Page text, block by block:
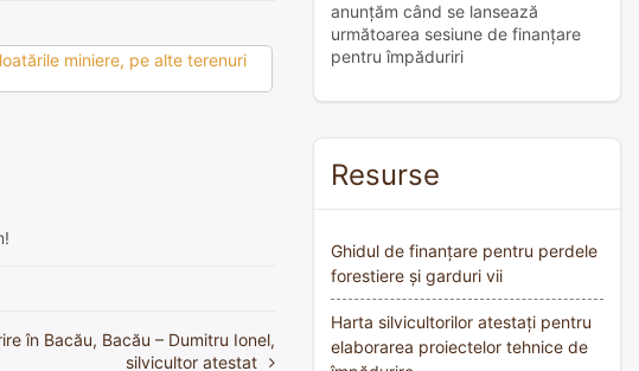
miniere, pe alte terenuri
în Bacău, Bacău – Dumitru Ionel,
silvicultor atestat
anunțăm când se lansează
următoarea sesiune de finanțare
pentru împăduriri
Resurse
Ghidul de finanțare pentru perdele
forestiere și garduri vii
Harta silvicultorilor atestați pentru
elaborarea proiectelor tehnice de